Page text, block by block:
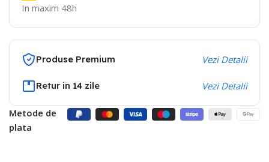
In maxim 48h
Produse Premium Vezi Detalii
Retur in 14 zile Vezi Detalii
Metode de
plata